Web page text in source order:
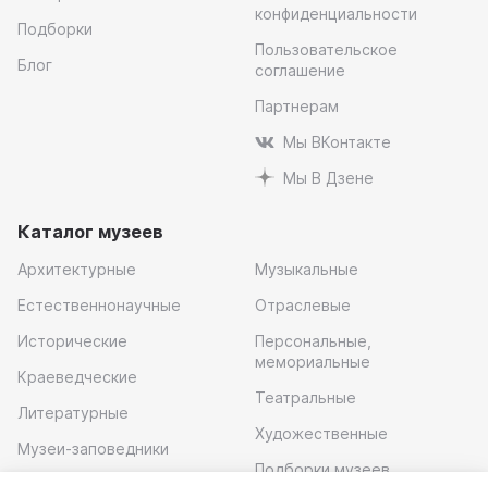
Подборки
Блог
конфиденциальности
Пользовательское
соглашение
Партнерам
Мы ВКонтакте
Мы В Дзене
Каталог музеев
Архитектурные
Естественнонаучные
Исторические
Краеведческие
Литературные
Музеи-заповедники
Музыкальные
Отраслевые
Персональные,
мемориальные
Театральные
Художественные
Подборки музеев